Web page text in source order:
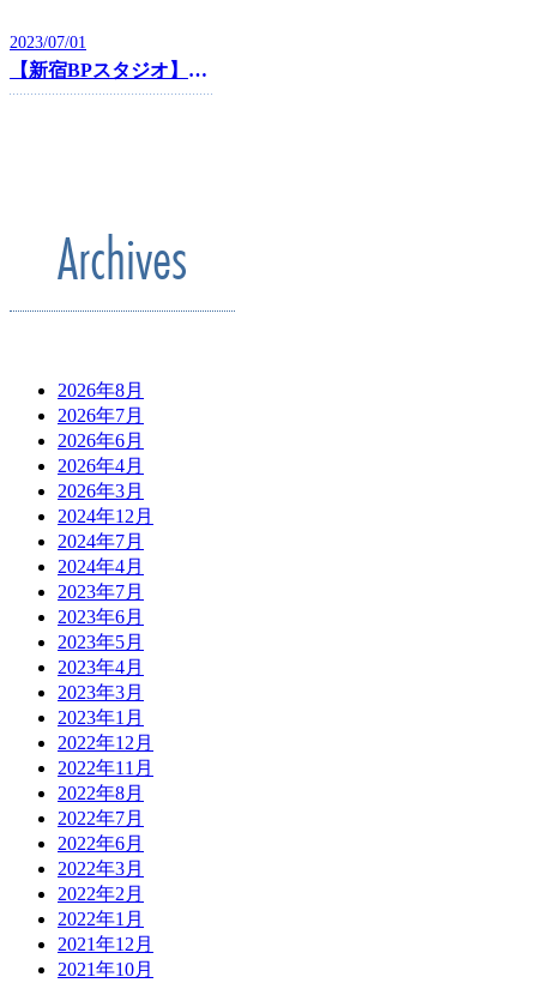
2023/07/01
【新宿BPスタジオ】2023年サマーキャンペーン実施!
Archives
2026年8月
2026年7月
2026年6月
2026年4月
2026年3月
2024年12月
2024年7月
2024年4月
2023年7月
2023年6月
2023年5月
2023年4月
2023年3月
2023年1月
2022年12月
2022年11月
2022年8月
2022年7月
2022年6月
2022年3月
2022年2月
2022年1月
2021年12月
2021年10月